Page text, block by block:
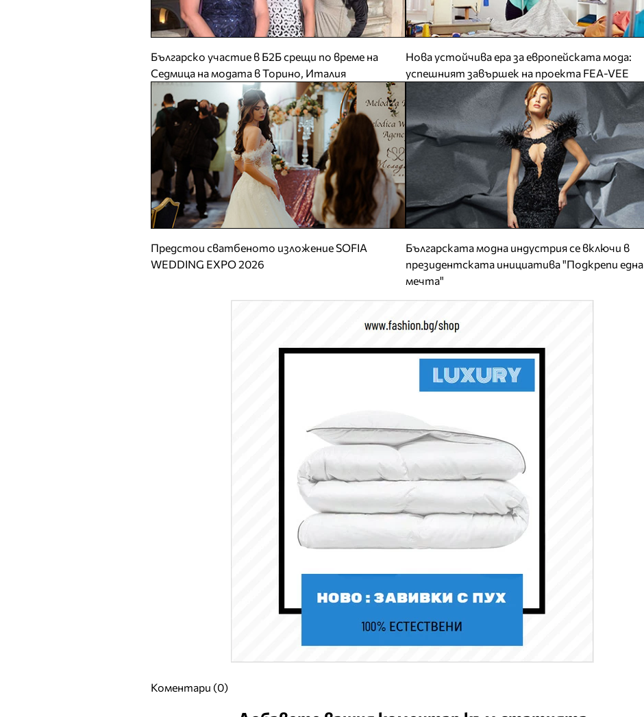
Българско участие в Б2Б срещи по време на
Седмица на модата в Торино, Италия
Нова устойчива ера за европейската мода:
успешният завършек на проекта FEA-VEE
Предстои сватбеното изложение SOFIA
WEDDING EXPO 2026
Българската модна индустрия се включи в
президентската инициатива "Подкрепи една
мечта"
Коментари (0)